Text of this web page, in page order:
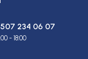
234 06 07
- 18:00